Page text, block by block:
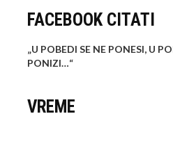
FACEBOOK CITATI
„U POBEDI SE NE PONESI, U
PONIZI…“
VREME